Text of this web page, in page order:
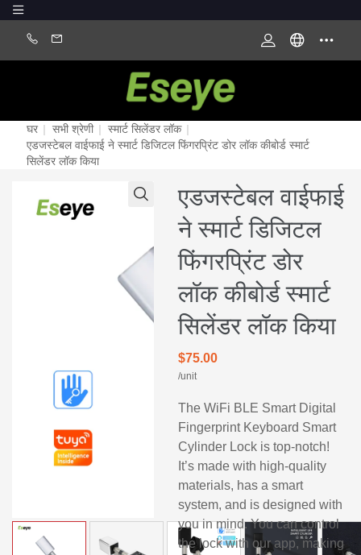
घर | सभी श्रेणी | स्मार्ट सिलेंडर लॉक |
एडजस्टेबल वाईफाई ने स्मार्ट डिजिटल फिंगरप्रिंट डोर लॉक कीबोर्ड स्मार्ट
सिलेंडर लॉक किया
एडजस्टेबल वाईफाई
ने स्मार्ट डिजिटल
फिंगरप्रिंट डोर
लॉक कीबोर्ड स्मार्ट
सिलेंडर लॉक किया
$75.00
/unit
The WiFi BLE Smart Digital
Fingerprint Keyboard Smart
Cylinder Lock is top-notch!
It’s made with high-quality
materials, has a smart
system, and is designed with
you in mind. You can control
the lock with our app, making